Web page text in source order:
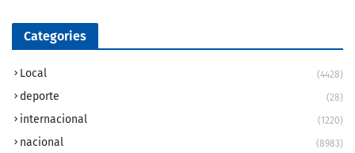
Categories
Local (4428)
deporte (28)
internacional (1220)
nacional (8983)